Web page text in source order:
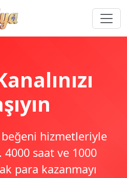
hizmetleriyle
4000 saat ve 1000
para kazanmayı